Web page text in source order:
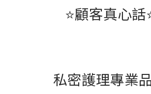
⭐顧客真心話
私密護理專業